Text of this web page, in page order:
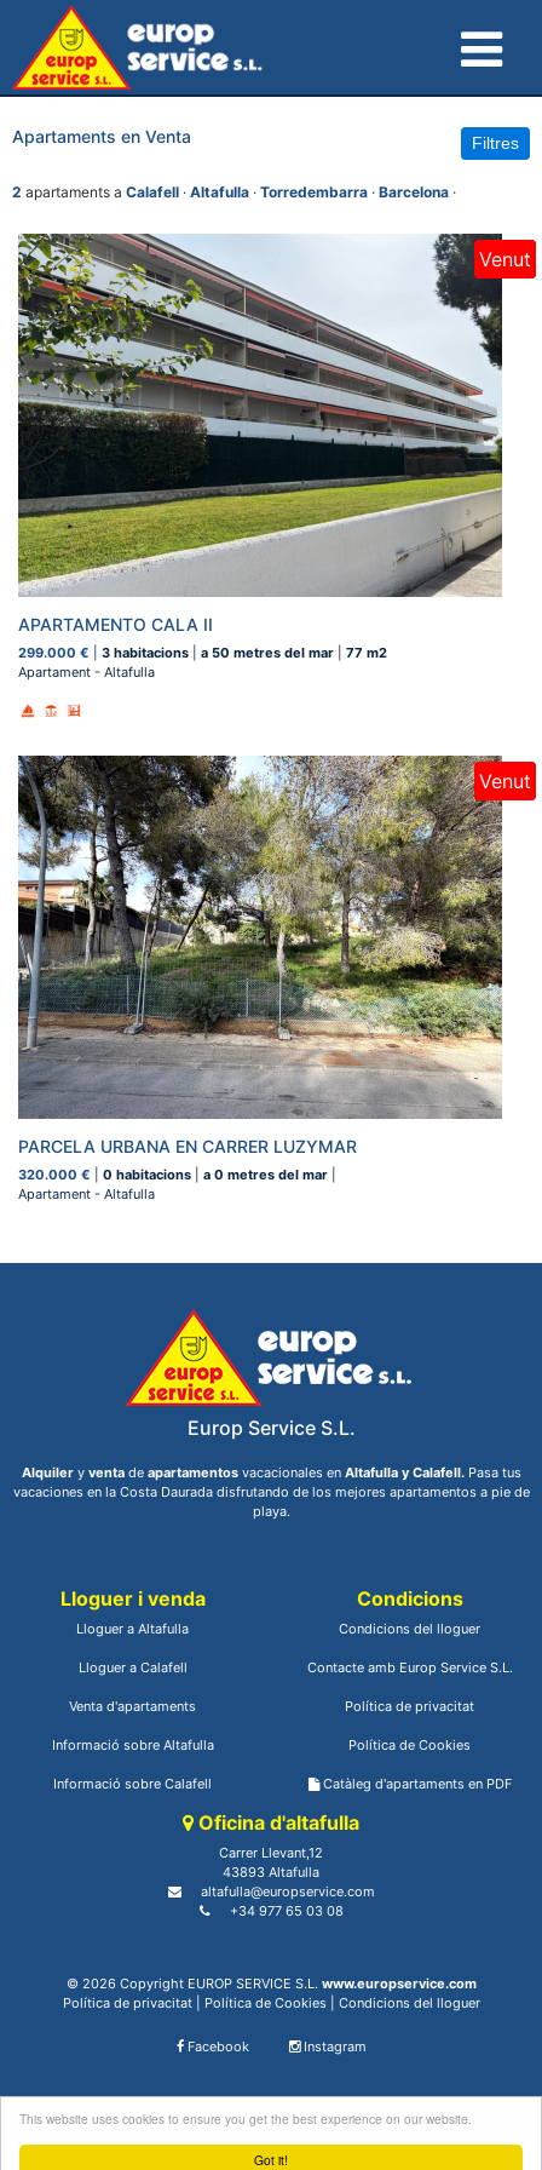
Got it!
This website uses cookies to ensure you get the best experience on our website.
Filtres
Apartaments en Venta
2 apartaments a Calafell · Altafulla · Torredembarra · Barcelona ·
Nou
Venut
APARTAMENTO CALA II
299.000 € 3 habitacions a 50 metres del mar
77 m2
Apartament - Altafulla
Nou
Venut
PARCELA URBANA EN CARRER LUZYMAR
320.000 € 0 habitacions a 0 metres del mar
Apartament - Altafulla
Europ Service S.L.
Alquilery ventade apartamentosvacacionales en Altafulla y Calafell. Pasa tus
vacaciones en la Costa Daurada disfrutando de los mejores apartamentos a pie de
playa.
Lloguer i venda
Lloguer a Altafulla
Lloguer a Calafell
Venta d'apartaments
Informació sobre Altafulla
Informació sobre Calafell
Condicions
Condicions del lloguer
Contacte amb Europ Service S.L.
Política de privacitat
Política de Cookies
Catàleg d'apartaments en PDF
Oficina d'altafulla
Carrer Llevant,12
43893 Altafulla
altafulla@europservice.com
+34 977 65 03 08
© 2026 Copyright EUROP SERVICE S.L. www.europservice.com
Política de privacitat| Política de Cookies| Condicions del lloguer
Facebook Instagram